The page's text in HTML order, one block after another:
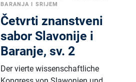
BARANJA I SRIJEM
Četvrti znanstveni
sabor Slavonije i
Baranje, sv. 2
Der vierte wissenschaftliche